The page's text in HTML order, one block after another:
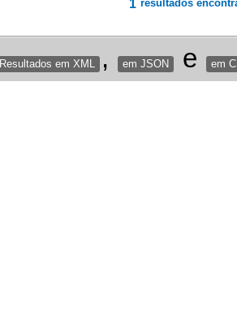
1 resultados
Resultados em XML , em JSON e em